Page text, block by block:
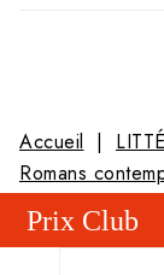
Accueil
Romans